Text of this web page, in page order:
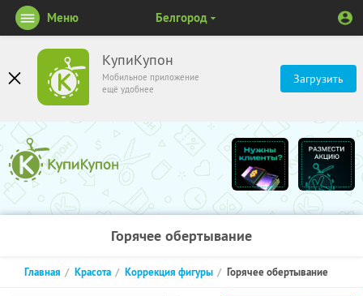
КупиКупон
Мобильное приложение
ещё удобнее
Загрузить
Меню Белгород
Горячее обертывание
Главная Красота Коррекция фигуры Горячее обертывание